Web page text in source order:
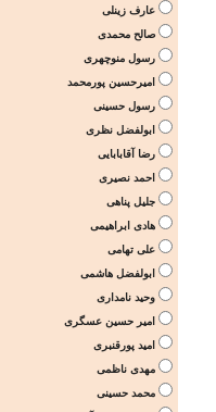
عارف زینلی
صالح محمدی
رسول منوچهری
امیرحسین پورمحمد
رسول حسینی
ابولفضل نظری
رضا آقابابایی
احمد نصیری
جلیل پناهی
هادی ابراهیمی
علی تهامی
ابولفضل هاشمی
وحید نامداری
امیر حسین عسگری
امید پورقنبری
مهدی ناظمی
محمد حسینی